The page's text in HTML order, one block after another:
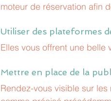
moteur de réservation afin
Utiliser des plateformes
Elles vous offrent une
Mettre en place de la
Rendez-vous visible sur